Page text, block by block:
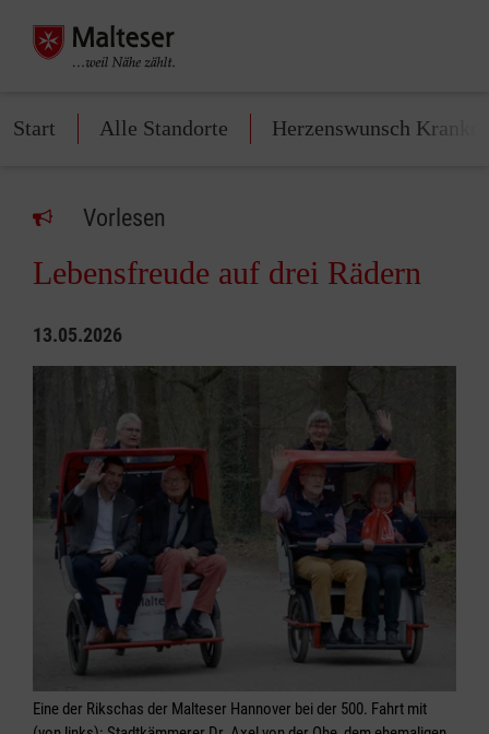
Start Alle Standorte Herzenswunsch
Vorlesen
Lebensfreude auf drei Rädern
13.05.2026
Eine der Rikschas der Malteser Hannover bei der 500. Fahrt mit